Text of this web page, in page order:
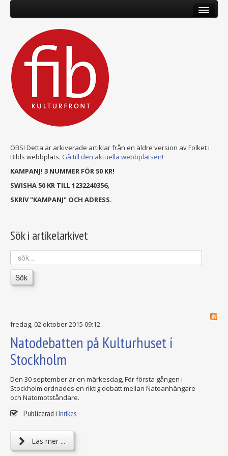
OBS! Detta är arkiverade artiklar från en äldre version av Folket i
Bilds webbplats. Gå till den aktuella webbplatsen!
KAMPANJ! 3 NUMMER FÖR 50 KR!
SWISHA 50 KR TILL 1232240356,
SKRIV "KAMPANJ" OCH ADRESS.
Sök i artikelarkivet
sök...
Sök
fredag, 02 oktober 2015 09:12
Natodebatten på Kulturhuset i
Stockholm
Den 30 september är en märkesdag, För första gången i
Stockholm ordnades en riktig debatt mellan Natoanhängare
och Natomotståndare.
Publicerad i Inrikes
Läs mer ...